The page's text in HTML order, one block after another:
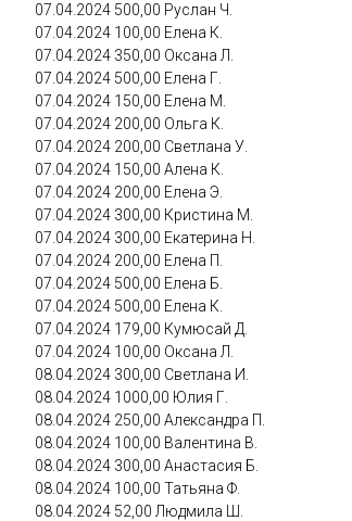
07.04.2024 500,00 Руслан Ч.
07.04.2024 100,00 Елена К.
07.04.2024 350,00 Оксана Л.
07.04.2024 500,00 Елена Г.
07.04.2024 150,00 Елена М.
07.04.2024 200,00 Ольга К.
07.04.2024 200,00 Светлана У.
07.04.2024 150,00 Алена К.
07.04.2024 200,00 Елена Э.
07.04.2024 300,00 Кристина М.
07.04.2024 300,00 Екатерина Н.
07.04.2024 200,00 Елена П.
07.04.2024 500,00 Елена Б.
07.04.2024 500,00 Елена К.
07.04.2024 179,00 Кумюсай Д.
07.04.2024 100,00 Оксана Л.
08.04.2024 300,00 Светлана И.
08.04.2024 1000,00 Юлия Г.
08.04.2024 250,00 Александра П.
08.04.2024 100,00 Валентина В.
08.04.2024 300,00 Анастасия Б.
08.04.2024 100,00 Татьяна Ф.
08.04.2024 52,00 Людмила Ш.